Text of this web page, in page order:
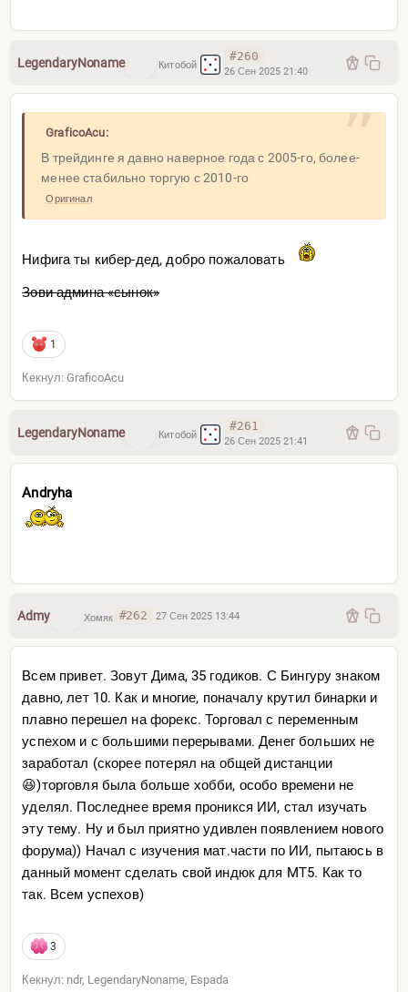
LegendaryNoname Китобой
#260
26 Сен 2025 21:40
GraficoAcu:
В трейдинге я давно наверное года с 2005-го, более-
менее стабильно торгую с 2010-го
Оригинал
Нифига ты кибер-дед, добро пожаловать
Зови админа «сынок»
1
Кекнул: GraficoAcu
LegendaryNoname Китобой
#261
26 Сен 2025 21:41
Andryha
Admy Хомяк #262 27 Сен 2025 13:44
Всем привет. Зовут Дима, 35 годиков. С Бингуру знаком
давно, лет 10. Как и многие, поначалу крутил бинарки и
плавно перешел на форекс. Торговал с переменным
успехом и с большими перерывами. Денег больших не
заработал (скорее потерял на общей дистанции
😆)торговля была больше хобби, особо времени не
уделял. Последнее время проникся ИИ, стал изучать
эту тему. Ну и был приятно удивлен появлением нового
форума)) Начал с изучения мат.части по ИИ, пытаюсь в
данный момент сделать свой индюк для MT5. Как то
так. Всем успехов)
3
Кекнул: ndr, LegendaryNoname, Espada